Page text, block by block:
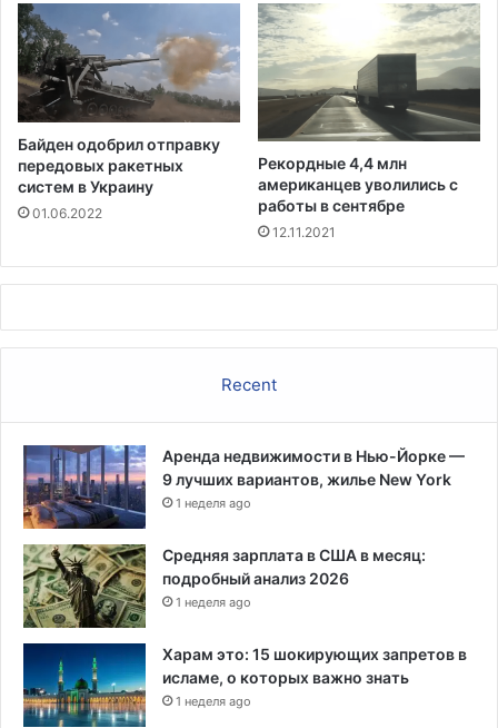
ы
х
в
х
о
л
о
д
и
л
н
к
е
и
М
а
к
р
н
с
а
д
и
п
л
о
м
а
т
ч
е
Байден одобрил отправку
передовых ракетных
систем в Украину
01.06.2022
Рекордные 4,4 млн
американцев уволились с
работы в сентябре
12.11.2021
Recent
Аренда недвижимости в Нью-Йорке —
9 лучших вариантов, жилье New York
1 неделя ago
Средняя зарплата в США в месяц:
подробный анализ 2026
1 неделя ago
Харам это: 15 шокирующих запретов в
исламе, о которых важно знать
1 неделя ago